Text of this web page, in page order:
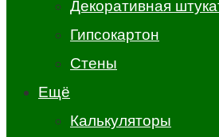
Декоративная
Гипсокартон
Стены
Ещё
Калькуляторы